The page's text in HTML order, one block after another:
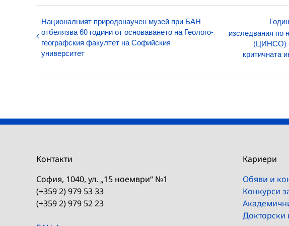
Националният природонаучен музей при БАН
отбелязва 60 години от основаването на Геолого-
географския факултет на Софийския
университет
изследвания по
(ЦИНСО)
критичната
Контакти
София, 1040, ул. „15 ноември“ №1
(+359 2) 979 53 33
(+359 2) 979 52 23
Кариери
Обяви и
Конкурси
Докторски